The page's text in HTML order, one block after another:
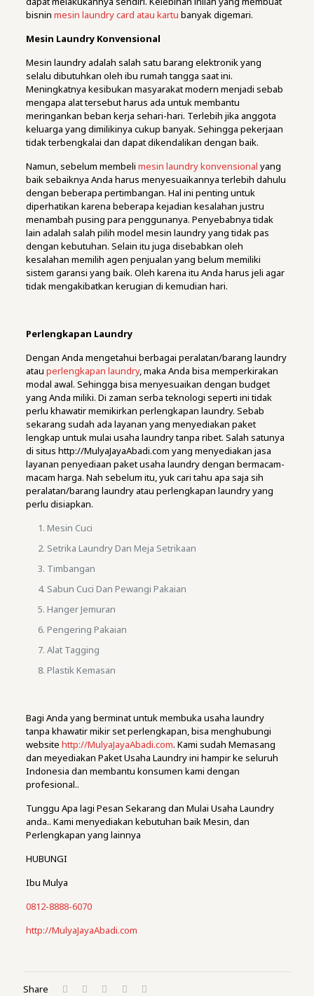
bisnin mesin laundry card atau kartu banyak digemari.
Mesin Laundry Konvensional
Mesin laundry adalah salah satu barang elektronik yang
selalu dibutuhkan oleh ibu rumah tangga saat ini.
Meningkatnya kesibukan masyarakat modern menjadi sebab
mengapa alat tersebut harus ada untuk membantu
meringankan beban kerja sehari-hari. Terlebih jika anggota
keluarga yang dimilikinya cukup banyak. Sehingga pekerjaan
tidak terbengkalai dan dapat dikendalikan dengan baik.
Namun, sebelum membeli mesin laundry konvensional yang
baik sebaiknya Anda harus menyesuaikannya terlebih dahulu
dengan beberapa pertimbangan. Hal ini penting untuk
diperhatikan karena beberapa kejadian kesalahan justru
menambah pusing para penggunanya. Penyebabnya tidak
lain adalah salah pilih model mesin laundry yang tidak pas
dengan kebutuhan. Selain itu juga disebabkan oleh
kesalahan memilih agen penjualan yang belum memiliki
sistem garansi yang baik. Oleh karena itu Anda harus jeli agar
tidak mengakibatkan kerugian di kemudian hari.
Perlengkapan Laundry
Dengan Anda mengetahui berbagai peralatan/barang laundry
atau perlengkapan laundry, maka Anda bisa memperkirakan
modal awal. Sehingga bisa menyesuaikan dengan budget
yang Anda miliki. Di zaman serba teknologi seperti ini tidak
perlu khawatir memikirkan perlengkapan laundry. Sebab
sekarang sudah ada layanan yang menyediakan paket
lengkap untuk mulai usaha laundry tanpa ribet. Salah satunya
di situs http://MulyaJayaAbadi.com yang menyediakan jasa
layanan penyediaan paket usaha laundry dengan bermacam-
macam harga. Nah sebelum itu, yuk cari tahu apa saja sih
peralatan/barang laundry atau perlengkapan laundry yang
perlu disiapkan.
Mesin Cuci
Setrika Laundry Dan Meja Setrikaan
Timbangan
Sabun Cuci Dan Pewangi Pakaian
Hanger Jemuran
Pengering Pakaian
Alat Tagging
Plastik Kemasan
Bagi Anda yang berminat untuk membuka usaha laundry
tanpa khawatir mikir set perlengkapan, bisa menghubungi
website http://MulyaJayaAbadi.com. Kami sudah Memasang
dan meyediakan Paket Usaha Laundry ini hampir ke seluruh
Indonesia dan membantu konsumen kami dengan
profesional..
Tunggu Apa lagi Pesan Sekarang dan Mulai Usaha Laundry
anda.. Kami menyediakan kebutuhan baik Mesin, dan
Perlengkapan yang lainnya
HUBUNGI
Ibu Mulya
0812-8888-6070
http://MulyaJayaAbadi.com
Share